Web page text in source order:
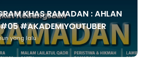
KHAS RAMADAN : AHLAN
#AKADEMIYOUTUBER
yang lalu